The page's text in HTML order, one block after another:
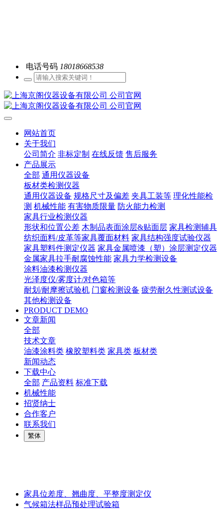
电话号码 18018668538
网站首页
关于我们
公司简介 非标定制 在线反馈 售后服务
产品展示
全部 通用仪器设备
板材类检测仪器
通用仪器设备 规格尺寸及偏差 夹具工装等 理化性能检
测 机械性能 有害物质限量 防火能力检测
家具行业检测仪器
形状和位置公差 木制品表面涂层&贴面层 家具检测辅具
纺织面料/皮革等家具覆面材料 家具结构强度试验仪器
家具塑料件测定仪器 家具金属喷漆（塑）涂层测定仪器
金属家具拉手耐腐蚀性能 家具力学检测设备
涂料油漆检测仪器
光泽度仪/雾度计/对色箱等
耐划/耐摩擦试验机 门窗检测设备 疲劳耐久性测试设备
其他检测设备
PRODUCT DEMO
文章新闻
全部
技术文章
油漆涂料类 橡胶塑料类 家具类 板材类
新闻动态
下载中心
全部 产品资料 标准下载
机械性能
招贤纳士
合作客户
联系我们
繁体
家具位差度、翘曲度、平整度测定仪
气候箱法样品预处理试验箱